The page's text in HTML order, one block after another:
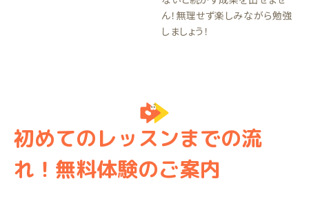
ん！無理せず楽しみながら勉強
しましょう！
初めてのレッスンまでの流
れ！無料体験のご案内